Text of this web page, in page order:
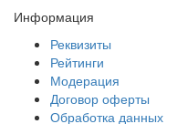
Информация
Реквизиты
Рейтинги
Модерация
Договор оферты
Обработка данных